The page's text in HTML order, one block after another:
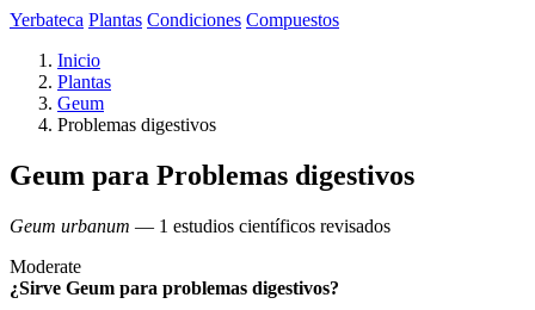
Yerbateca Plantas Condiciones Compuestos
Inicio
Plantas
Geum
Problemas digestivos
Geum para Problemas digestivos
Geum urbanum — 1 estudios científicos revisados
Moderate
¿Sirve Geum para problemas digestivos?